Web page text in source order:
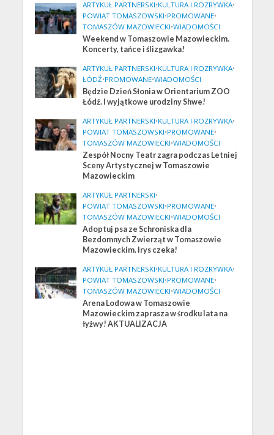
ARTYKUŁ PARTNERSKI•KULTURA I ROZRYWKA•
POWIAT TOMASZOWSKI•PROMOWANE•
TOMASZÓW MAZOWIECKI•WIADOMOŚCI
Weekend w Tomaszowie Mazowieckim.
Koncerty, tańce i ślizgawka!
ARTYKUŁ PARTNERSKI•KULTURA I ROZRYWKA•
ŁÓDŹ•PROMOWANE•WIADOMOŚCI
Będzie Dzień Słonia w Orientarium ZOO
Łódź. I wyjątkowe urodziny Shwe!
ARTYKUŁ PARTNERSKI•KULTURA I ROZRYWKA•
POWIAT TOMASZOWSKI•PROMOWANE•
TOMASZÓW MAZOWIECKI•WIADOMOŚCI
Zespół Nocny Teatr zagra podczas Letniej
Sceny Artystycznej w Tomaszowie
Mazowieckim
ARTYKUŁ PARTNERSKI•
POWIAT TOMASZOWSKI•PROMOWANE•
TOMASZÓW MAZOWIECKI•WIADOMOŚCI
Adoptuj psa ze Schroniska dla
Bezdomnych Zwierząt w Tomaszowie
Mazowieckim. Irys czeka!
ARTYKUŁ PARTNERSKI•KULTURA I ROZRYWKA•
POWIAT TOMASZOWSKI•PROMOWANE•
TOMASZÓW MAZOWIECKI•WIADOMOŚCI
Arena Lodowa w Tomaszowie
Mazowieckim zaprasza w środku lata na
łyżwy! AKTUALIZACJA